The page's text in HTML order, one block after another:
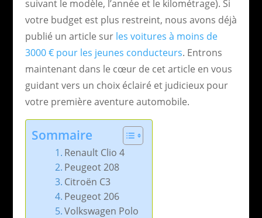
suivant le modèle, l’année et le kilométrage). Si
votre budget est plus restreint, nous avons déjà
publié un article sur les voitures à moins de
3000 € pour les jeunes conducteurs. Entrons
maintenant dans le cœur de cet article en vous
guidant vers un choix éclairé et judicieux pour
votre première aventure automobile.
Sommaire
Renault Clio 4
Peugeot 208
Citroën C3
Peugeot 206
Volkswagen Polo